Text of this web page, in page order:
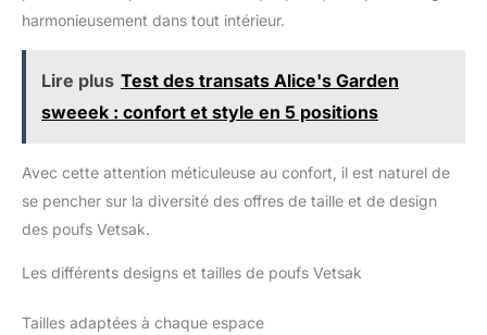
harmonieusement dans tout intérieur.
Lire plus Test des transats Alice's Garden
sweeek : confort et style en 5 positions
Avec cette attention méticuleuse au confort, il est naturel de
se pencher sur la diversité des offres de taille et de design
des poufs Vetsak.
Les différents designs et tailles de poufs Vetsak
Tailles adaptées à chaque espace